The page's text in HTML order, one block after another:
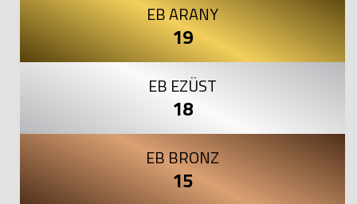
EB ARANY
19
EB EZÜST
18
EB BRONZ
15